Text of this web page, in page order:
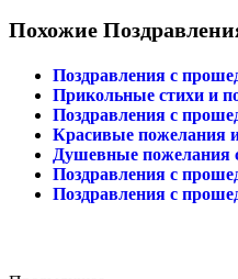
Похожие
Поздравления с
Прикольные стихи и
Поздравления с
Красивые пожелания
Душевные
Поздравления с
Поздравления с